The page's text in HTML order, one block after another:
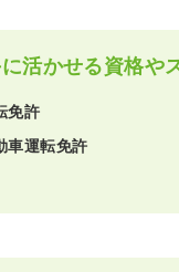
活かせる資格や
免許
車運転免許